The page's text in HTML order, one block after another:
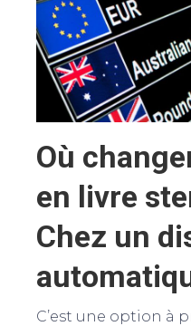
Où
en livre
Chez un
C’est une option à